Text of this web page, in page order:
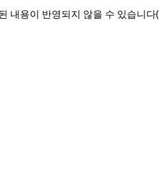
내용이 반영되지 않을 수 있습니다(